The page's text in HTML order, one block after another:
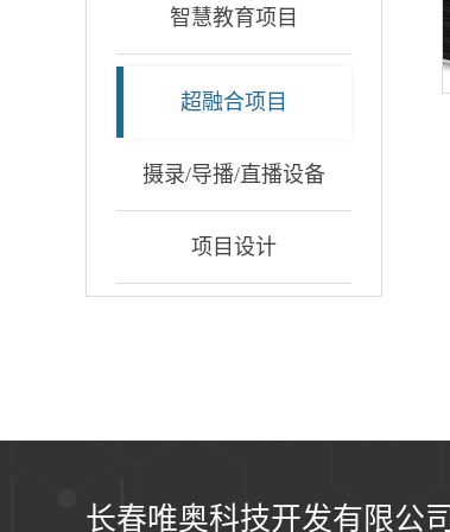
智慧教育项目
超融合项目
摄录/导播/直播设备
项目设计
长春唯奥科技开发有限公司